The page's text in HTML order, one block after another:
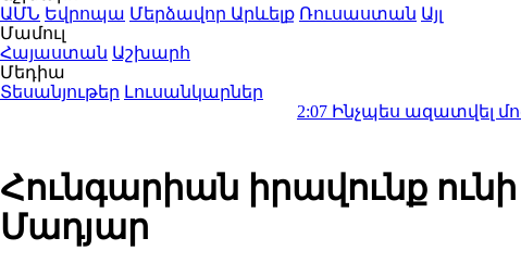
ԱՄՆ Եվրոպա Մերձավոր Արևելք Ռուսաստան Այլ
Մամուլ
Հայաստան Աշխարհ
Մեդիա
Տեսանյութեր Լուսանկարներ
Ինչպես ազատվել մոծակներից
Հունգարիան իրավունք ունի
Մադյար